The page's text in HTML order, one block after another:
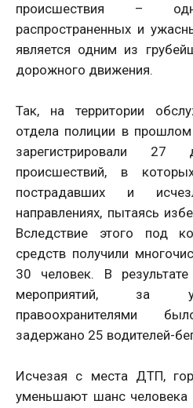
происшествия –
распространенных и
является одним из
дорожного движения.
Так, на территории
отдела полиции в прошлом
зарегистрировали 27
происшествий, в
пострадавших и
направлениях, пытаясь
Вследствие этого под
средств получили
30 человек. В
мероприятий, за
правоохранителями
задержано 25 водителей-
Исчезая с места ДТП,
уменьшают шанс человека